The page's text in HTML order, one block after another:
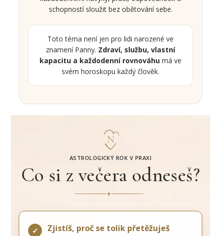
schopností sloužit bez obětování sebe.
Toto téma není jen pro lidi narozené ve
znamení Panny. Zdraví, službu, vlastní
kapacitu a každodenní rovnováhu má ve
svém horoskopu každý člověk.
ASTROLOGICKÝ ROK V PRAXI
Co si z večera odneseš?
✓ Zjistíš, proč se tolik přetěžuješ